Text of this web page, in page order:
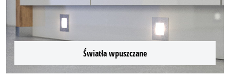
Światła wpuszczane